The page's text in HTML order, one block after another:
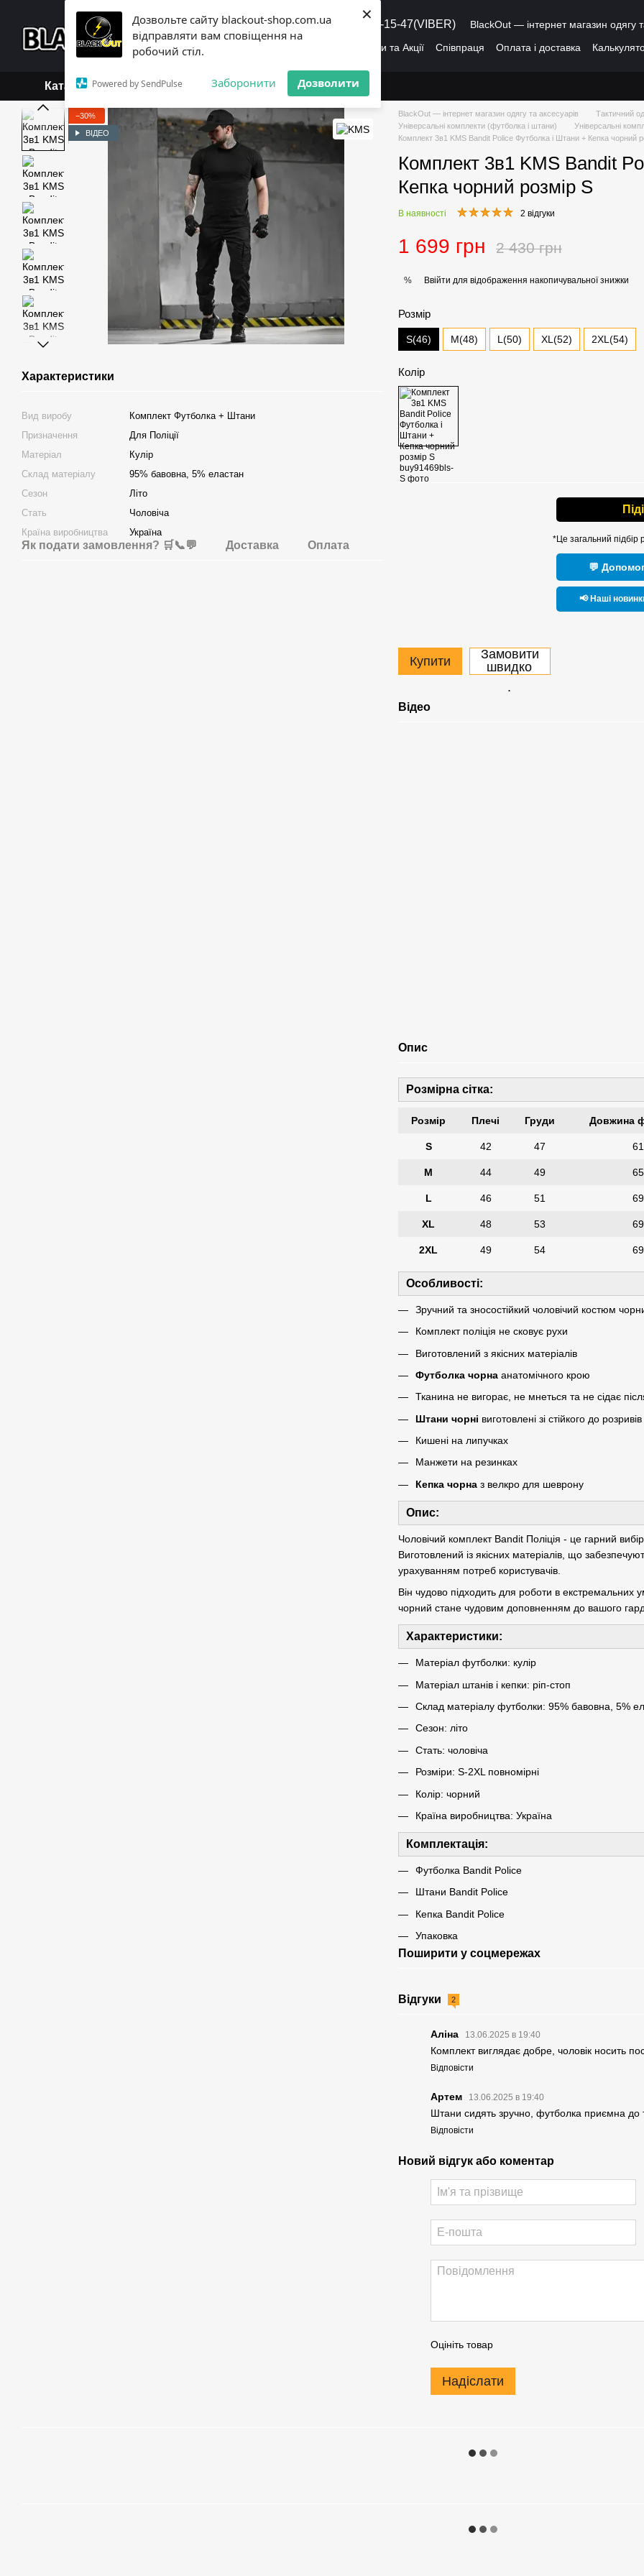
Дозвольте сайту blackout-shop.com.ua
відправляти вам сповіщення на
робочий стіл.
Powered by SendPulse Заборонити Дозволити
×
Перейти до основного контенту
+38 (068) 119-18-19,+38 (095) 486-15-47(VIBER)
BlackOut — інтернет магазин одягу
Каталог
Знижки та Акції Співпраця Оплата і доставка
Каталог
−30%
ВІДЕО
Характеристики
Вид виробу
Комплект Футболка + Штани
Призначення
Для Поліції
Матеріал
Кулір
Склад матеріалу
95% бавовна, 5% еластан
Сезон
Літо
Стать
Чоловіча
Країна виробництва
Україна
Як подати замовлення? 🛒📞💬 Доставка Оплата
BlackOut — інтернет магазин одягу та аксесуарів Тактичний
Універсальні комплекти (футболка і штани)
Універсальні
Комплект 3в1 KMS Bandit Police Футболка і Штани + Кепка чорний
Комплект 3в1 KMS Bandit
Кепка чорний розмір S
В наявності 2 відгуки
1 699 грн 2 430 грн
% Ввійти для відображення накопичувальної знижки
Розмір
S(46) M(48) L(50) XL(52) 2XL(54)
Колір
*Це загальний підбір
💬
📢 Наші
Купити
Замовити
швидко
.
Відео
Опис
Розмірна сітка:
Розмір Плечі Груди Довжина
S 42 47 61
M 44 49 65
L 46 51 69
XL 48 53 69
2XL 49 54 69
Особливості:
Зручний та зносостійкий чоловічий костюм
Комплект поліція не сковує рухи
Виготовлений з якісних матеріалів
Футболка чорнаанатомічного крою
Тканина не вигорає, не мнеться та не сідає
Штани чорні виготовлені зі стійкого до
Кишені на липучках
Манжети на резинках
Кепка чорназ велкро для шеврону
Опис:
Чоловічий комплект Bandit Поліція - це гарний
Виготовлений із якісних матеріалів, що
урахуванням потреб користувачів.
Він чудово підходить для роботи в екстремальних
чорний стане чудовим доповненням до вашого
Характеристики:
Матеріал футболки: кулір
Матеріал штанів і кепки: ріп-стоп
Склад матеріалу футболки: 95% бавовна, 5%
Сезон: літо
Стать: чоловіча
Розміри: S-2XL повномірні
Колір: чорний
Країна виробництва: Україна
Комплектація:
Футболка Bandit Police
Штани Bandit Police
Кепка Bandit Police
Упаковка
Поширити у соцмережах
Відгуки 2
Аліна 13.06.2025 в 19:40
Комплект виглядає добре, чоловік носить
Відповісти
Артем 13.06.2025 в 19:40
Штани сидять зручно, футболка приємна до
Відповісти
Новий відгук або коментар
Оцініть товар
Надіслати